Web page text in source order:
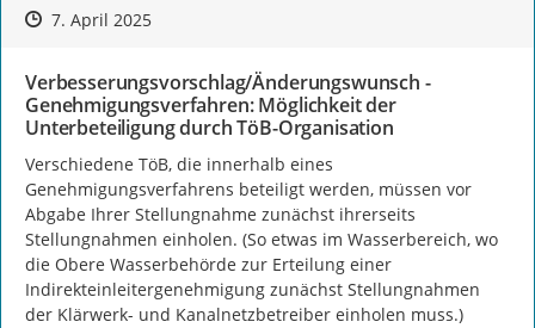
Zeitpunkt des Erstellens
Zeitpunkt des Erstellens
7. April 2025Zur Äußerung
Verbesserungsvorschlag/Änderungswunsch -
Genehmigungsverfahren: Möglichkeit der
Unterbeteiligung durch TöB-Organisation
Verschiedene TöB, die innerhalb eines
Genehmigungsverfahrens beteiligt werden, müssen vor
Abgabe Ihrer Stellungnahme zunächst ihrerseits
Stellungnahmen einholen. (So etwas im Wasserbereich, wo
die Obere Wasserbehörde zur Erteilung einer
Indirekteinleitergenehmigung zunächst Stellungnahmen
der Klärwerk- und Kanalnetzbetreiber einholen muss.)